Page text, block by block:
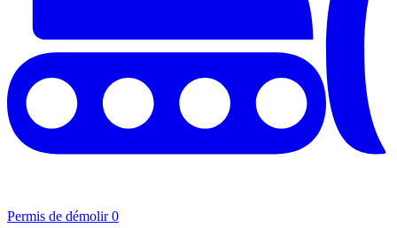
Permis de démolir 0